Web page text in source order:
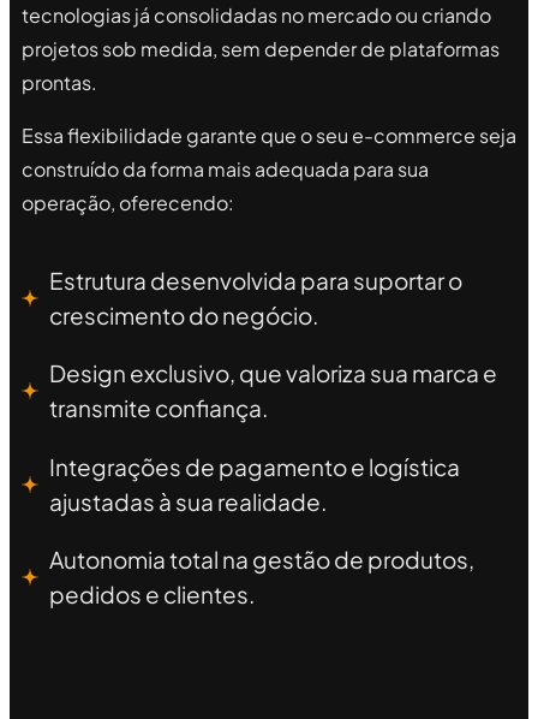
tecnologias já consolidadas no mercado ou criando
projetos sob medida, sem depender de plataformas
prontas.
Essa flexibilidade garante que o seu e-commerce seja
construído da forma mais adequada para sua
operação, oferecendo:
Estrutura desenvolvida para suportar o
crescimento do negócio.
Design exclusivo, que valoriza sua marca e
transmite confiança.
Integrações de pagamento e logística
ajustadas à sua realidade.
Autonomia total na gestão de produtos,
pedidos e clientes.